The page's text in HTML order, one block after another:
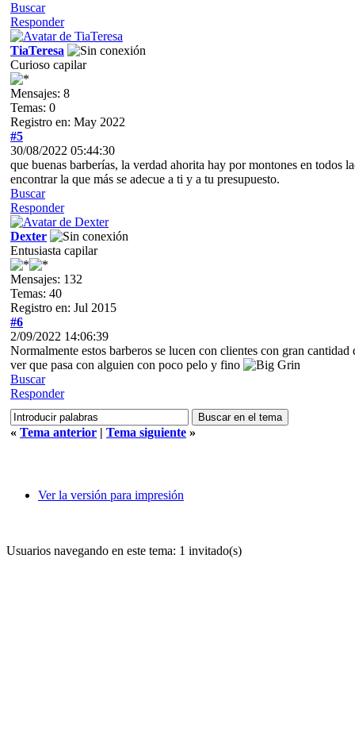
Buscar
Responder
TiaTeresa
Curioso capilar
Mensajes: 8
Temas: 0
Registro en: May 2022
#5
30/08/2022 05:44:30
que buenas barberías, la verdad ahorita hay por montones en todos
encontrar la que más se adecue a ti y a tu presupuesto.
Buscar
Responder
Dexter
Entusiasta capilar
Mensajes: 132
Temas: 40
Registro en: Jul 2015
#6
2/09/2022 14:06:39
Normalmente estos barberos se lucen con clientes con gran cantidad
ver que pasa con alguien con poco pelo y fino
Buscar
Responder
« Tema anterior | Tema siguiente »
Ver la versión para impresión
Usuarios navegando en este tema: 1 invitado(s)